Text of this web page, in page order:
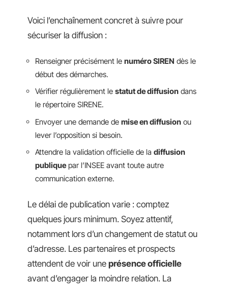
Voici l’enchaînement concret à suivre pour
sécuriser la diffusion :
Renseigner précisément le numéro SIREN dès le
début des démarches.
Vérifier régulièrement le statut de diffusion dans
le répertoire SIRENE.
Envoyer une demande de mise en diffusion ou
lever l’opposition si besoin.
Attendre la validation officielle de la diffusion
publique par l’INSEE avant toute autre
communication externe.
Le délai de publication varie : comptez
quelques jours minimum. Soyez attentif,
notamment lors d’un changement de statut ou
d’adresse. Les partenaires et prospects
attendent de voir une présence officielle
avant d’engager la moindre relation. La